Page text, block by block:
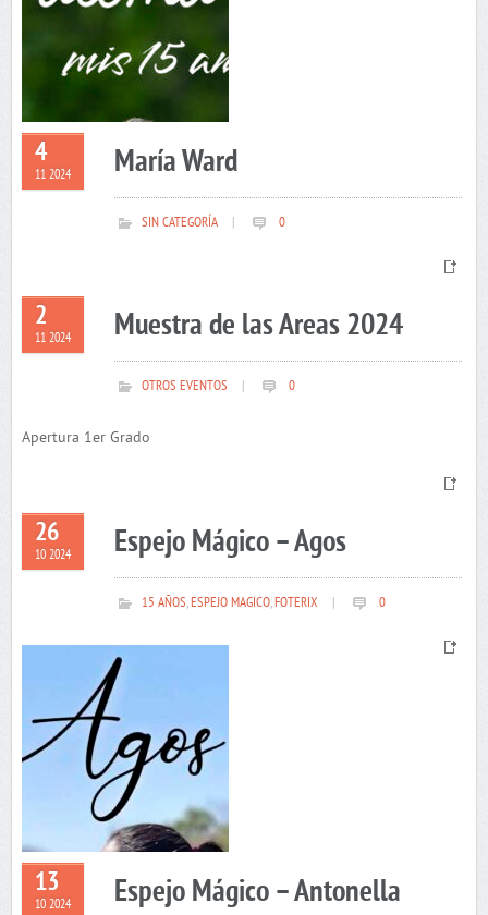
4
11 2024 María Ward
SIN CATEGORÍA 0
2
11 2024 Muestra de las Areas 2024
OTROS EVENTOS 0
Apertura 1er Grado
26
10 2024 Espejo Mágico – Agos
15 AÑOS,ESPEJO MAGICO,FOTERIX 0
13
10 2024 Espejo Mágico – Antonella